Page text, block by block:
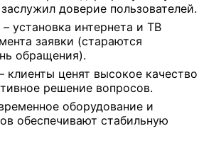
доверие пользователей.
установка интернета и ТВ
заявки (стараются
обращения).
клиенты ценят высокое качество
решение вопросов.
оборудование и
обеспечивают стабильную